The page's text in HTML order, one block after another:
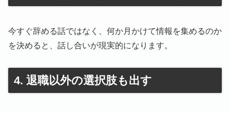
今すぐ辞める話ではなく、何か月かけて情報を集めるのか
を決めると、話し合いが現実的になります。
4. 退職以外の選択肢も出す